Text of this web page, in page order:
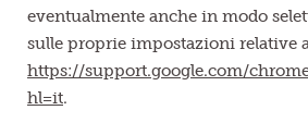
eventualmente anche in modo
sulle proprie impostazioni relative
https://support.google.com/
hl=it.